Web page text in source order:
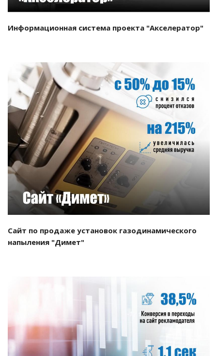
Информационная система проекта "Акселератор"
Смотреть проект
Сайт по продаже установок газодинамического
напыления "Димет"